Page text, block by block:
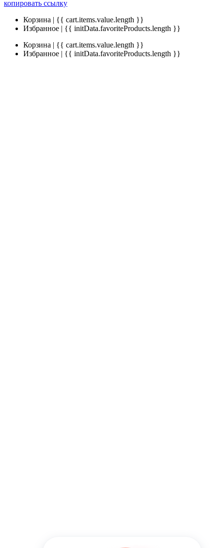
копировать ссылку
Корзина | {{ cart.items.value.length }}
Избранное | {{ initData.favoriteProducts.length }}
Корзина | {{ cart.items.value.length }}
Избранное | {{ initData.favoriteProducts.length }}